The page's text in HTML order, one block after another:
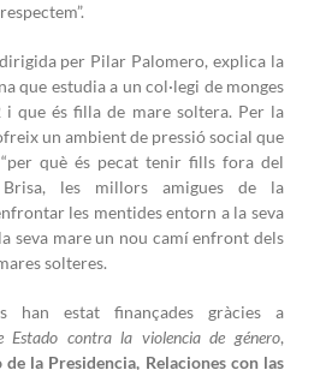
dirigida per Pilar Palomero, explica la
que estudia a un col·legi de monges
i que és filla de mare soltera. Per la
un ambient de pressió social que
què és pecat tenir fills fora del
Brisa, les millors amigues de la
les mentides entorn a la seva
seva mare un nou camí enfront dels
solteres.
han estat finançades gràcies a
Estado contra la violencia de género,
la Presidencia, Relaciones con las